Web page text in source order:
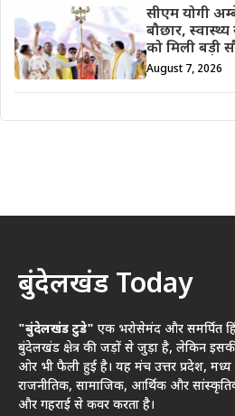
सीएम योगी
बौछार,
को मिली बड़ी
August 7, 2026
बुंदेलखंड Today
"बुंदेलखंड टुडे" एक भरोसेमंद और समर्पित
बुंदेलखंड क्षेत्र की जड़ों से जुड़ा है, लेकिन
ओर भी फैली हुई है। यह मंच उत्तर प्रदेश,
राजनीतिक, सामाजिक, आर्थिक और
और गहराई से कवर करता है।